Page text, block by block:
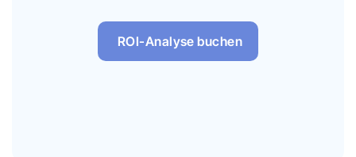
ROI-Analyse buchen